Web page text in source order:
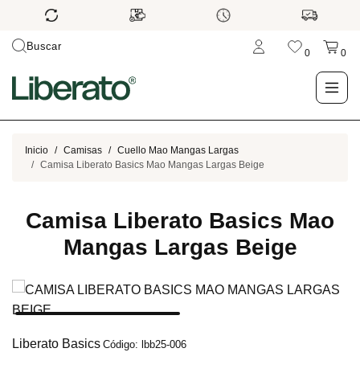
Buscar
0 0
LO NUEVO
BLOG
Inicio Camisas
Cuello Mao Mangas Largas
Camisa Liberato Basics Mao Mangas Largas Beige
Camisa Liberato Basics Mao
Mangas Largas Beige
Liberato Basics Código: lbb25-006